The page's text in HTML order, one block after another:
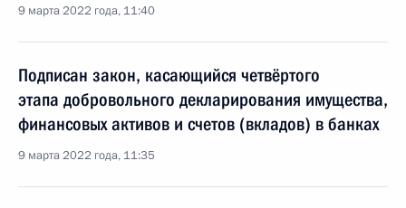
9 марта 2022 года, 11:40
Подписан закон, касающийся четвёртого
этапа добровольного декларирования имущества,
финансовых активов и счетов (вкладов) в банках
9 марта 2022 года, 11:35